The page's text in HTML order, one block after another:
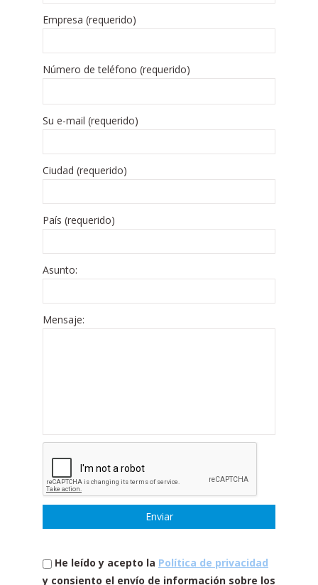
Empresa (requerido)
Número de teléfono (requerido)
Su e-mail (requerido)
Ciudad (requerido)
País (requerido)
Asunto:
Mensaje:
He leído y acepto la Política de privacidad
y consiento el envío de información sobre los